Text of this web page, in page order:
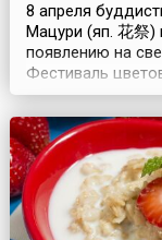
8 апреля
Мацури (яп. 花祭
появлению на
Фестиваль
посвящённые
мировых
эры, хотя
19 века.Все
этот ден...